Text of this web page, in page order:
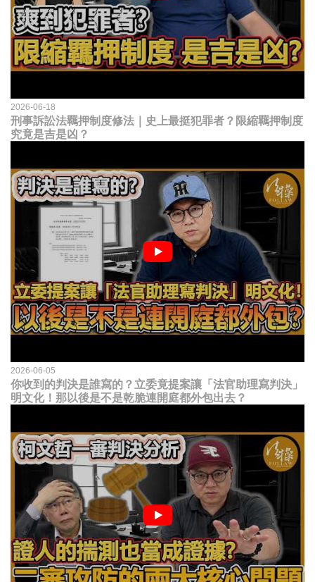
2026-06-18
刑事訴訟法羈押制度修法｜史上最挺犯罪者？限縮羈押制度
究竟是吉是凶？
2026-06-05
你收到的判決是誰寫的？立委竟提案讓「法官助理寫判決」
明文化！那以後是不是乾脆連開庭都外包出去？